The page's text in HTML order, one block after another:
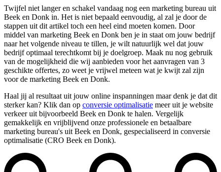
Twijfel niet langer en schakel vandaag nog een marketing bureau uit
Beek en Donk in. Het is niet bepaald eenvoudig, al zal je door de
stappen uit dit artikel toch een heel eind moeten komen. Door
middel van marketing Beek en Donk ben je in staat om jouw bedrijf
naar het volgende niveau te tillen, je wilt natuurlijk wel dat jouw
bedrijf optimaal terechtkomt bij je doelgroep. Maak nu nog gebruik
van de mogelijkheid die wij aanbieden voor het aanvragen van 3
geschikte offertes, zo weet je vrijwel meteen wat je kwijt zal zijn
voor de marketing Beek en Donk.
Haal jij al resultaat uit jouw online inspanningen maar denk je dat dit
sterker kan? Klik dan op conversie optimalisatie meer uit je website
verkeer uit bijvoorbeeld Beek en Donk te halen. Vergelijk
gemakkelijk en vrijblijvend onze professionele en betaalbare
marketing bureau's uit Beek en Donk, gespecialiseerd in conversie
optimalisatie (CRO Beek en Donk).